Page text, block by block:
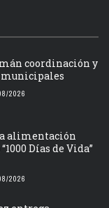
coordinación y
municipales
2026
alimentación
Días de Vida”
2026